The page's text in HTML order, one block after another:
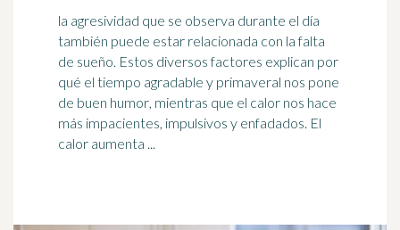
la agresividad que se observa durante el día
también puede estar relacionada con la falta
de sueño. Estos diversos factores explican por
qué el tiempo agradable y primaveral nos pone
de buen humor, mientras que el calor nos hace
más impacientes, impulsivos y enfadados. El
calor aumenta ...